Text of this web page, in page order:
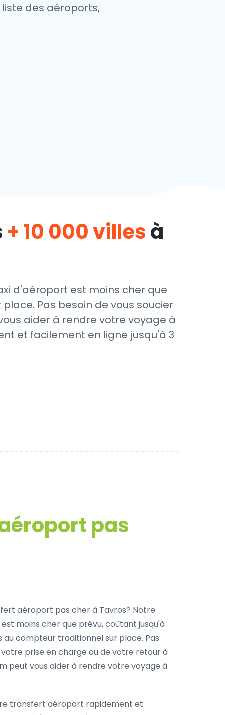
liste des aéroports,
+ 10 000 villesà
d'aéroport est moins cher que
Pas besoin de vous soucier
aider à rendre votre voyage à
et facilement en ligne jusqu'à 3
pas
aéroport pas cher à Tavros? Notre
moins cher que prévu, coûtant jusqu'à
au compteur traditionnel sur place. Pas
votre prise en charge ou de votre retour à
peut vous aider à rendre votre voyage à
transfert aéroport rapidement et